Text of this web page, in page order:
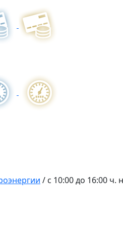
/ с 10:00 до 16:00